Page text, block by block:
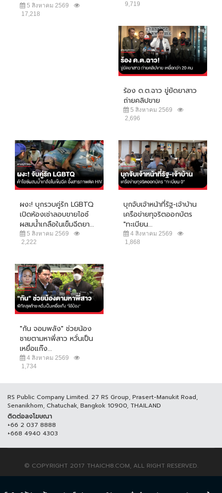
5 สิงหาคม 2569
17,218
9,719
ร้อง ด.ต.ฉาว ขู่ยัดยาสาว
ถ่ายคลิปขาย
5 สิงหาคม 2569
2,696
ผงะ! บุกรวบคู่รัก LGBTQ
เปิดห้องเช่าลอบขายไอซ์
ผสมน้ำเกลือในเข็มฉีดยา...
5 สิงหาคม 2569
2,222
บุกจับเจ้าหน้าที่รัฐ-เจ้าบ้าน
เครือข่ายทุจริตออกบัตร
"ทะเบียน...
4 สิงหาคม 2569
1,868
"กัน จอมพลัง" ช่วยน้อง
ชายตามหาพี่สาว หวั่นเป็น
เหยื่อแก๊ง...
4 สิงหาคม 2569
1,734
RS Public Company Limited. 27 RS Group, Prasert-Manukit Road,
Senanikhom, Chatuchak, Bangkok 10900, THAILAND
ติดต่อลงโฆษณา
+66 2 037 8888
+668 4940 4303
© COPYRIGHT 2017 THAICH8.COM, ALL RIGHT RESERVED.